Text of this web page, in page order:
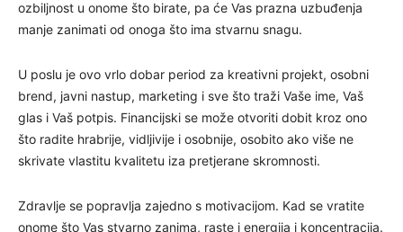
ozbiljnost u onome što birate, pa će Vas prazna uzbuđenja
manje zanimati od onoga što ima stvarnu snagu.
U poslu je ovo vrlo dobar period za kreativni projekt, osobni
brend, javni nastup, marketing i sve što traži Vaše ime, Vaš
glas i Vaš potpis. Financijski se može otvoriti dobit kroz ono
što radite hrabrije, vidljivije i osobnije, osobito ako više ne
skrivate vlastitu kvalitetu iza pretjerane skromnosti.
Zdravlje se popravlja zajedno s motivacijom. Kad se vratite
onome što Vas stvarno zanima, raste i energija i koncentracija.